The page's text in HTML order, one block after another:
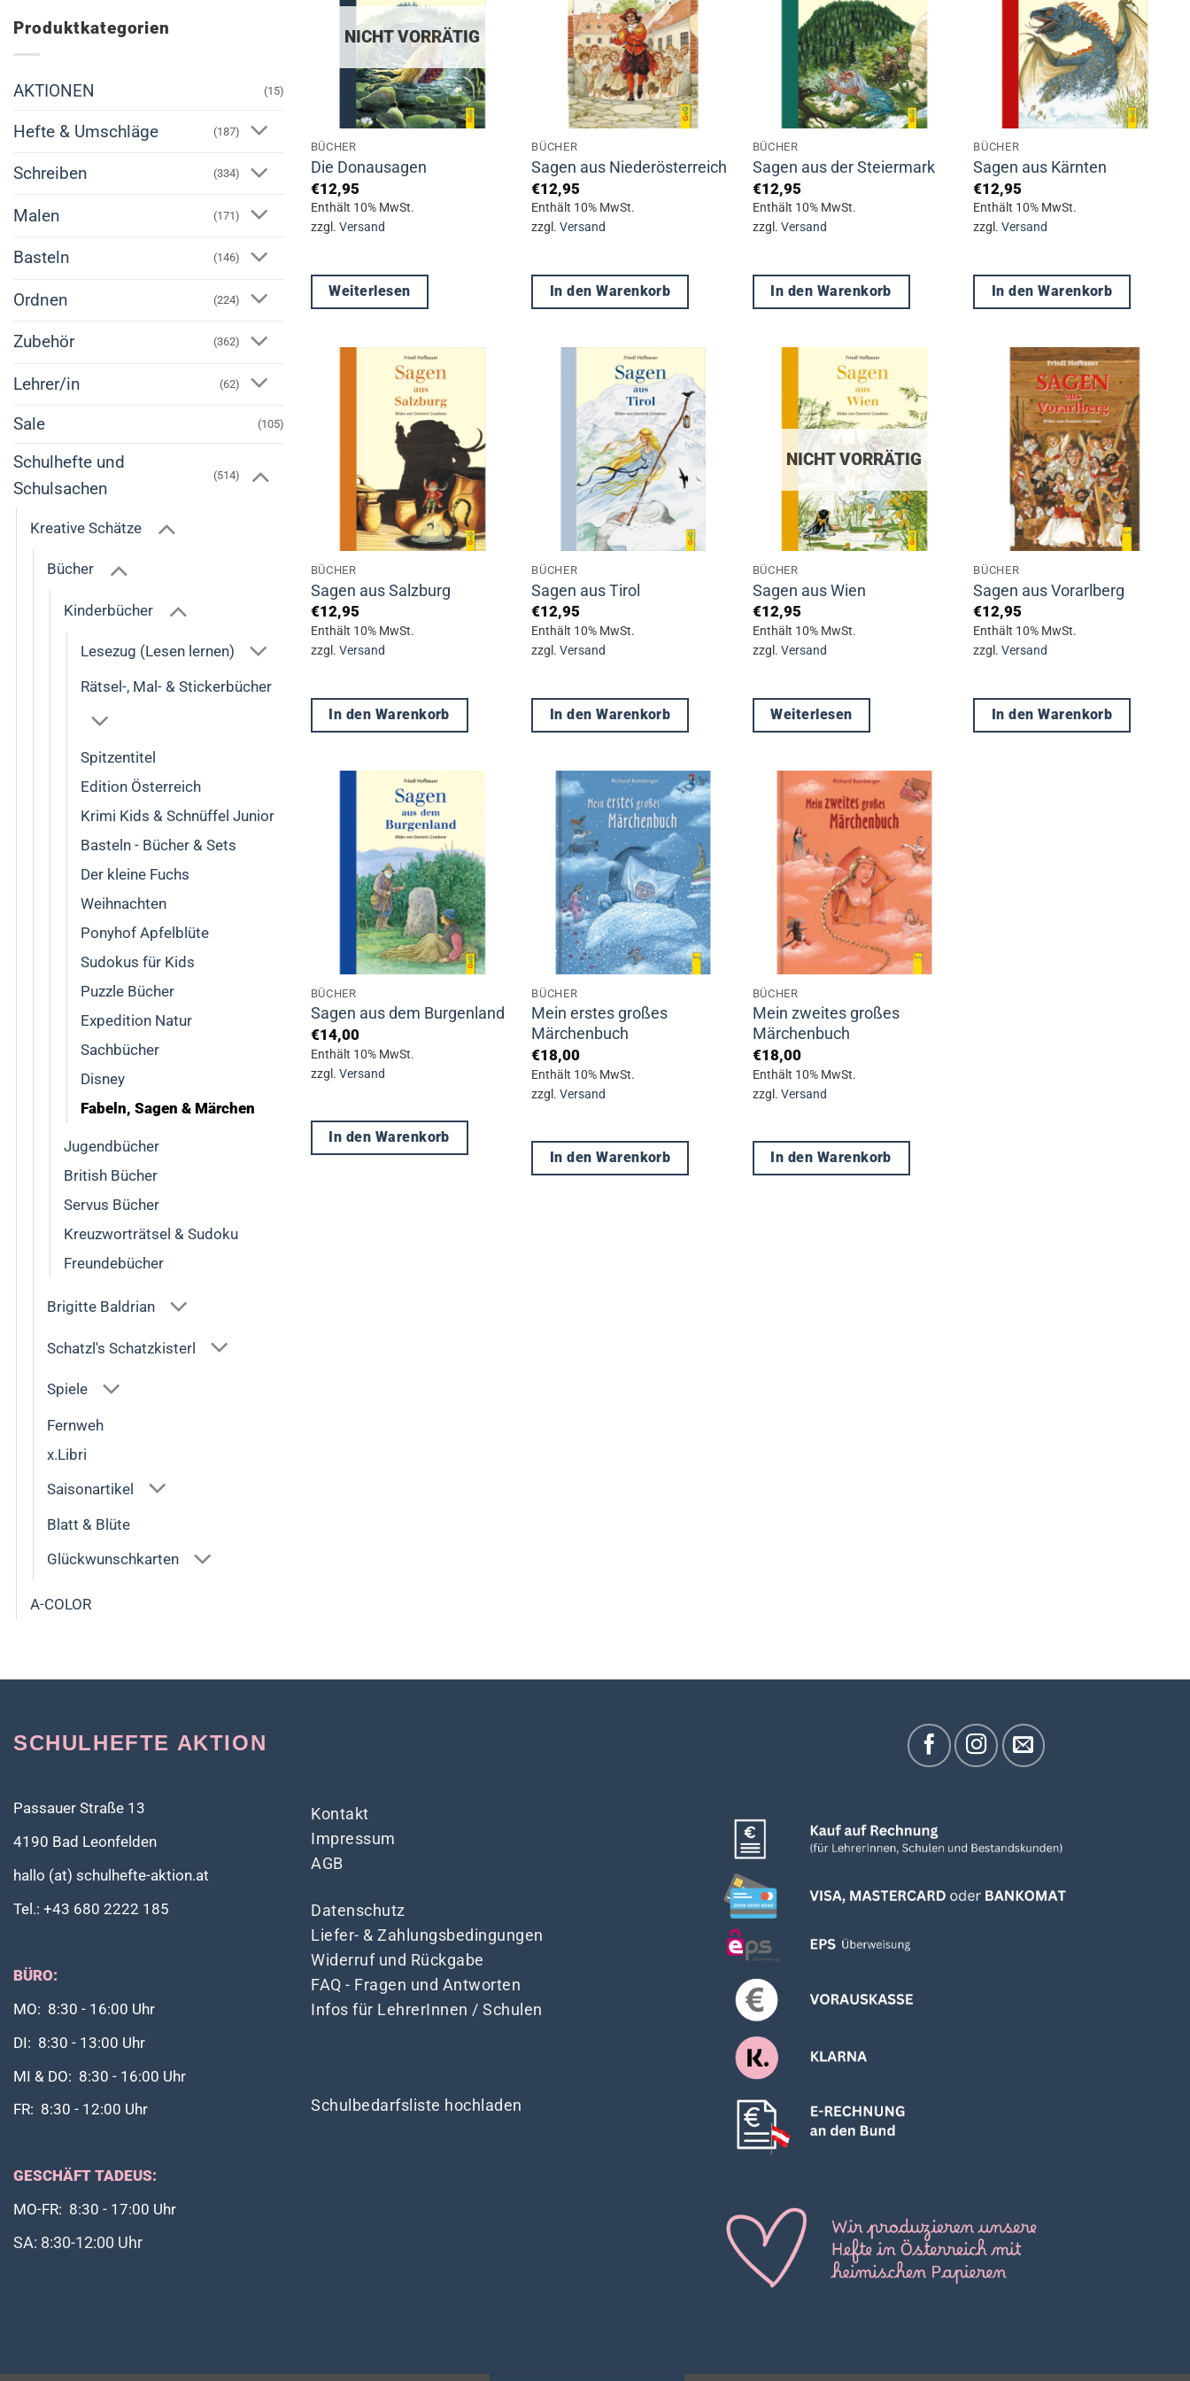
Produktkategorien
AKTIONEN (15)
Hefte & Umschläge (187)
Schreiben (334)
Malen (171)
Basteln (146)
Ordnen (224)
Zubehör (362)
Lehrer/in (62)
Sale (105)
Schulhefte und
Schulsachen
(514)
Kreative Schätze
Bücher
Kinderbücher
Lesezug (Lesen lernen)
Rätsel-, Mal- & Stickerbücher
Spitzentitel
Edition Österreich
Krimi Kids & Schnüffel Junior
Basteln - Bücher & Sets
Der kleine Fuchs
Weihnachten
Ponyhof Apfelblüte
Sudokus für Kids
Puzzle Bücher
Expedition Natur
Sachbücher
Disney
Fabeln, Sagen & Märchen
Jugendbücher
British Bücher
Servus Bücher
Kreuzworträtsel & Sudoku
Freundebücher
Brigitte Baldrian
Schatzl's Schatzkisterl
Spiele
Fernweh
x.Libri
Saisonartikel
Blatt & Blüte
Glückwunschkarten
A-COLOR
NICHT VORRÄTIG
BÜCHER
Die Donausagen
€12,95
Enthält 10% MwSt.
zzgl. Versand
Weiterlesen
BÜCHER
Sagen aus Niederösterreich
€12,95
Enthält 10% MwSt.
zzgl.Versand
In den Warenkorb
BÜCHER
Sagen aus der Steiermark
€12,95
Enthält 10% MwSt.
zzgl. Versand
In den Warenkorb
BÜCHER
Sagen aus Kärnten
€12,95
Enthält 10% MwSt.
zzgl.Versand
In den Warenkorb
BÜCHER
Sagen aus Salzburg
€12,95
Enthält 10% MwSt.
zzgl. Versand
In den Warenkorb
BÜCHER
Sagen aus Tirol
€12,95
Enthält 10% MwSt.
zzgl.Versand
In den Warenkorb
NICHT VORRÄTIG
BÜCHER
Sagen aus Wien
€12,95
Enthält 10% MwSt.
zzgl. Versand
Weiterlesen
BÜCHER
Sagen aus Vorarlberg
€12,95
Enthält 10% MwSt.
zzgl.Versand
In den Warenkorb
BÜCHER
Sagen aus dem Burgenland
€14,00
Enthält 10% MwSt.
zzgl. Versand
In den Warenkorb
BÜCHER
Mein erstes großes
Märchenbuch
€18,00
Enthält 10% MwSt.
zzgl.Versand
In den Warenkorb
BÜCHER
Mein zweites großes
Märchenbuch
€18,00
Enthält 10% MwSt.
zzgl. Versand
In den Warenkorb
SCHULHEFTE AKTION
Passauer Straße 13
4190 Bad Leonfelden
hallo (at) schulhefte-aktion.at
Tel.: +43 680 2222 185
BÜRO:
MO: 8:30 - 16:00 Uhr
DI: 8:30 - 13:00 Uhr
MI & DO: 8:30 - 16:00 Uhr
FR: 8:30 - 12:00 Uhr
GESCHÄFT TADEUS:
MO-FR: 8:30 - 17:00 Uhr
SA: 8:30-12:00 Uhr
Kontakt
Impressum
AGB
Datenschutz
Liefer- & Zahlungsbedingungen
Widerruf und Rückgabe
FAQ - Fragen und Antworten
Infos für LehrerInnen / Schulen
Schulbedarfsliste hochladen